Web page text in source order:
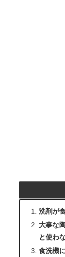
洗剤が
大事な
と使わ
食洗機